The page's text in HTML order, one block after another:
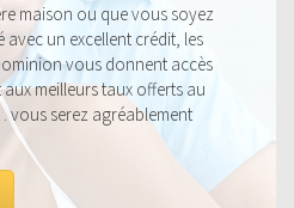
Nos taux sont toujours compétitifs et
fiers de pouvoir vous offrir le taux qui
profitable. Jetez un coup d’œil à nos
la concurrence.
VOIR LES TAUX